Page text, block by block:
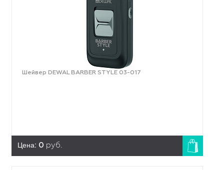
Шейвер DEWAL BARBER STYLE 03-017
Цена: 0 руб.